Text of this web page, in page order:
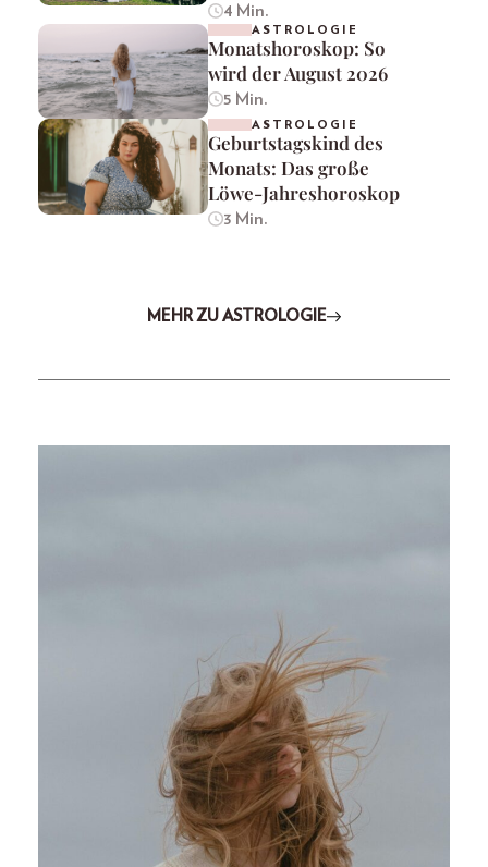
4 Min.
ASTROLOGIE
Monatshoroskop: So
wird der August 2026
5 Min.
ASTROLOGIE
Geburtstagskind des
Monats: Das große
Löwe-Jahreshoroskop
3 Min.
MEHR ZU ASTROLOGIE